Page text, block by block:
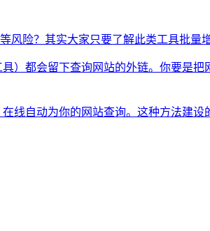
险？其实大家只要了解此类工具批量
）都会留下查询网站的外链。你要是
线自动为你的网站查询。这种方法建